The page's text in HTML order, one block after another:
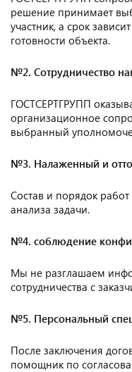
решение принимает
участник, а срок
готовности объекта.
№2. Сотрудничество
ГОСТСЕРТГРУПП
организационное
выбранный
№3. Налаженный и
Состав и порядок
анализа задачи.
№4. соблюдение
Мы не разглашаем
сотрудничества с
№5. Персональный
После заключения
помощник по